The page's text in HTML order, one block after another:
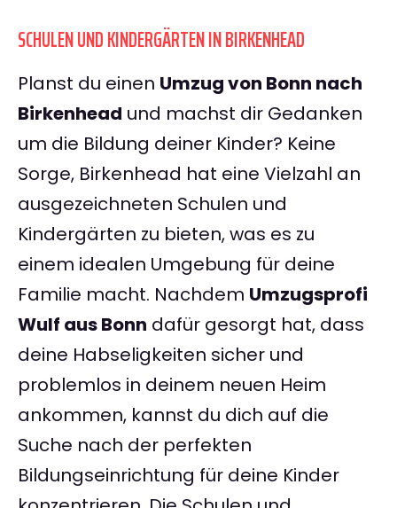
SCHULEN UND KINDERGÄRTEN IN BIRKENHEAD
Planst du einen Umzug von Bonn nach
Birkenhead und machst dir Gedanken
um die Bildung deiner Kinder? Keine
Sorge, Birkenhead hat eine Vielzahl an
ausgezeichneten Schulen und
Kindergärten zu bieten, was es zu
einem idealen Umgebung für deine
Familie macht. Nachdem Umzugsprofi
Wulf aus Bonn dafür gesorgt hat, dass
deine Habseligkeiten sicher und
problemlos in deinem neuen Heim
ankommen, kannst du dich auf die
Suche nach der perfekten
Bildungseinrichtung für deine Kinder